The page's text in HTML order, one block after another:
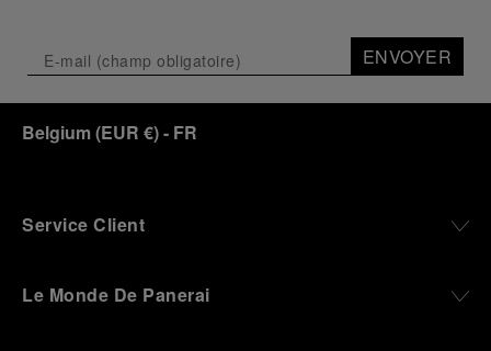
ENVOYER
Belgium (EUR €)- FR
Service Client
Le Monde De Panerai